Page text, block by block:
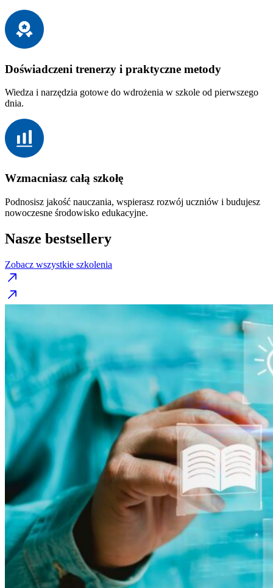
Doświadczeni trenerzy i praktyczne metody
Wiedza i narzędzia gotowe do wdrożenia w szkole od pierwszego
dnia.
Wzmacniasz całą szkołę
Podnosisz jakość nauczania, wspierasz rozwój uczniów i budujesz
nowoczesne środowisko edukacyjne.
Nasze bestsellery
Zobacz wszystkie szkolenia